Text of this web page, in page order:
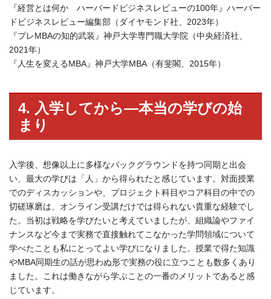
『経営とは何か ハーバードビジネスレビューの100年』ハーバー
ドビジネスレビュー編集部（ダイヤモンド社、2023年）
『プレMBAの知的武装』神戸大学専門職大学院（中央経済社、
2021年）
『人生を変えるMBA』神戸大学MBA（有斐閣、2015年）
4. 入学してから―本当の学びの始
まり
入学後、想像以上に多様なバックグラウンドを持つ同期と出会
い、最大の学びは「人」から得られたと感じています。対面授業
でのディスカッションや、プロジェクト科目やコア科目の中での
切磋琢磨は、オンライン受講だけでは得られない貴重な経験でし
た。当初は戦略を学びたいと考えていましたが、組織論やファイ
ナンスなど今まで実務で直接触れてこなかった学問領域について
学べたことも私にとってよい学びになりました。授業で得た知識
やMBA同期生の話が思わぬ形で実務の役に立つことも数多くあり
ました。これは働きながら学ぶことの一番のメリットであると感
じています。